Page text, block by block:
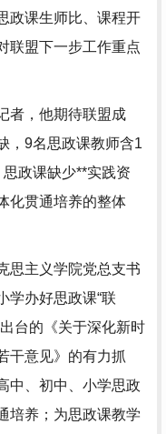
政课生师比、课程开
联盟下一步工作重点
，他期待联盟成
，9名思政课教师含1
政课缺少**实践资
化贯通培养的整体
主义学院党总支书
学办好思政课“联
台的《关于深化新时
干意见》的有力抓
中、初中、小学思政
培养；为思政课教学